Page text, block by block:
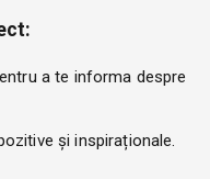
a te informa despre
și inspiraționale.